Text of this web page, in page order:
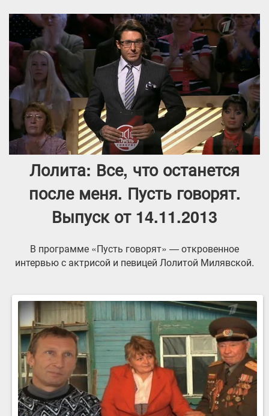
Лолита: Все, что останется
после меня. Пусть говорят.
Выпуск от 14.11.2013
В программе «Пусть говорят» — откровенное
интервью с актрисой и певицей Лолитой Милявской.